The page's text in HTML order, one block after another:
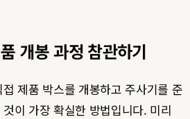
개봉 과정 참관하기
제품 박스를 개봉하고 주사기를 준
이 가장 확실한 방법입니다. 미리